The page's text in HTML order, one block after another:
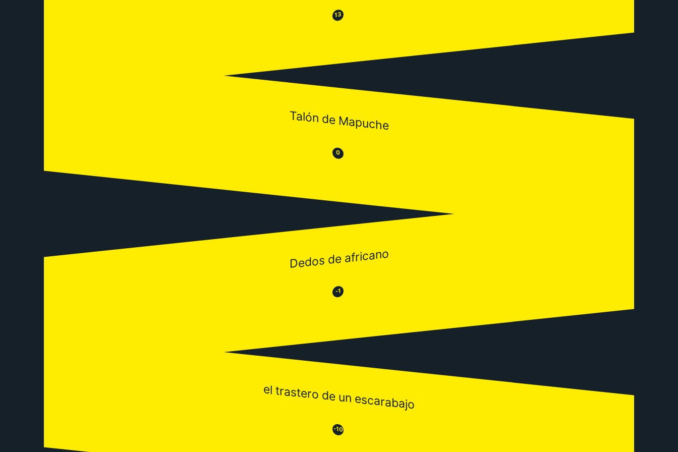
😒 13 😂
Talón de Mapuche
😒 0 😂
Dedos de africano
😒 -1 😂
el trastero de un escarabajo
😒-10😂